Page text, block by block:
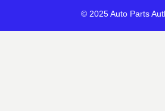
© 2025 Auto Parts